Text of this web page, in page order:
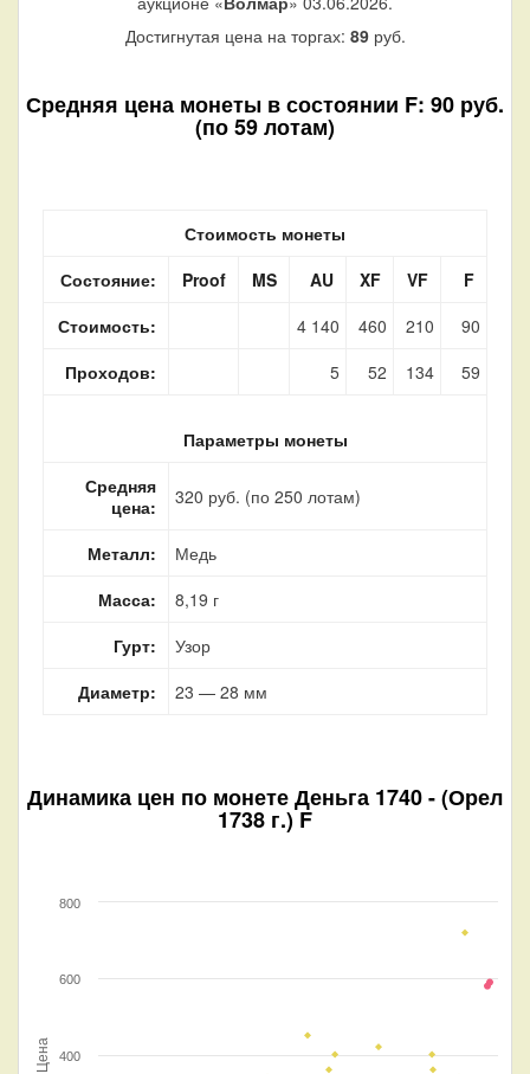
Достигнутая цена на торгах: 89руб.
Средняя цена монеты в состоянии F: 90 руб.
(по 59 лотам)
Стоимость монеты
Состояние:
Proof MS AU XF VF
F
Стоимость:
4 140 460 210
90
Проходов:
5 52 134 59
Параметры монеты
Средняя
цена:
320 руб. (по 250 лотам)
Металл:
Медь
Масса:
8,19 г
Гурт:
Узор
Диаметр:
23 — 28 мм
Динамика цен по монетеДеньга 1740 - (Орел
1738 г.) F
Цена 400
600
800